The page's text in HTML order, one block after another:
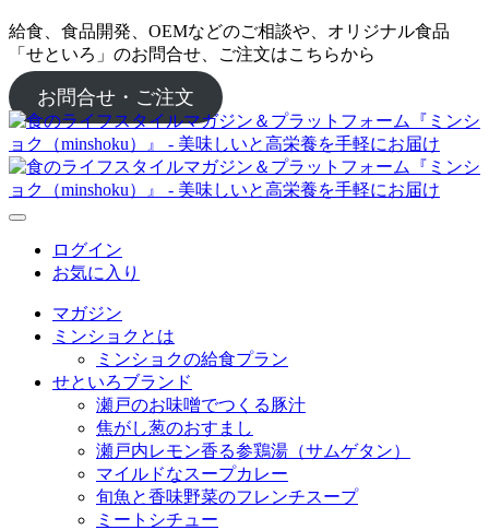
給食、食品開発、OEMなどのご相談や、オリジナル食品
「せといろ」のお問合せ、ご注文はこちらから
お問合せ・ご注文
ログイン
お気に入り
マガジン
ミンショクとは
ミンショクの給食プラン
せといろブランド
瀬戸のお味噌でつくる豚汁
焦がし葱のおすまし
瀬戸内レモン香る参鶏湯（サムゲタン）
マイルドなスープカレー
旬魚と香味野菜のフレンチスープ
ミートシチュー